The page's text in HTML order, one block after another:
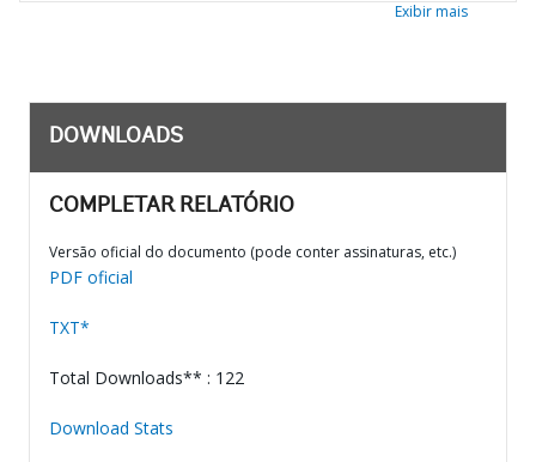
Exibir mais
DOWNLOADS
COMPLETAR RELATÓRIO
Versão oficial do documento (pode conter assinaturas, etc.)
PDF oficial
TXT*
Total Downloads** : 122
Download Stats